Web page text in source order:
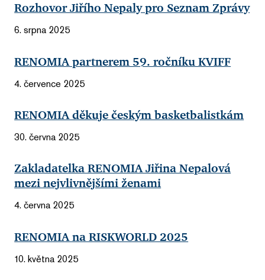
Rozhovor Jiřího Nepaly pro Seznam Zprávy
6. srpna 2025
RENOMIA partnerem 59. ročníku KVIFF
4. července 2025
RENOMIA děkuje českým basketbalistkám
30. června 2025
Zakladatelka RENOMIA Jiřina Nepalová
mezi nejvlivnějšími ženami
4. června 2025
RENOMIA na RISKWORLD 2025
10. května 2025